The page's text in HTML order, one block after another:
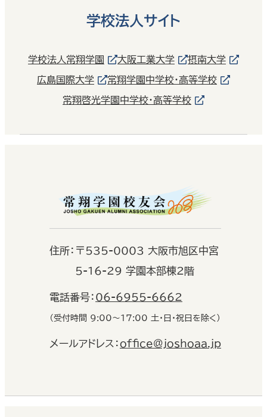
学校法人サイト
学校法人常翔学園 大阪工業大学 摂南大学
広島国際大学 常翔学園中学校・高等学校
常翔啓光学園中学校・高等学校
住所： 〒535-0003 大阪市旭区中宮
5-16-29 学園本部棟2階
電話番号： 06-6955-6662
（受付時間 9:00〜17:00 土・日・祝日を除く）
メールアドレス：office@joshoaa.jp